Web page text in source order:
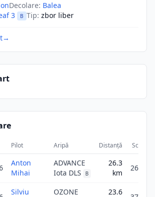
Decolare: Balea
3 B Tip: zbor liber
→
Pilot Aripă Distanță Scor
Anton
Mihai
ADVANCE
Iota DLS
B
26.3
km
26.3
Silviu
OZONE
23.6